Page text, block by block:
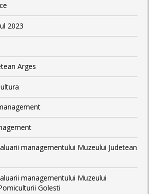
2023
Arges
managementului Muzeului Judetean
managementului Muzeului
Golesti